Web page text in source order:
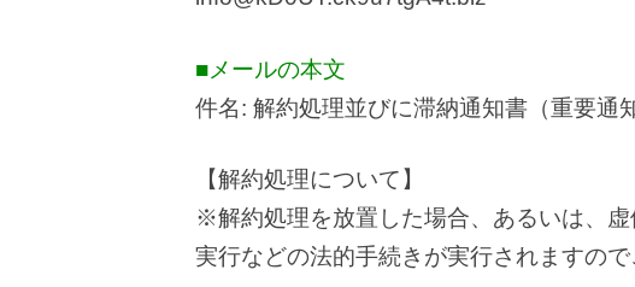
■メールの本文
件名: 解約処理並びに滞納通知書（重要通知
【解約処理について】
※解約処理を放置した場合、あるいは、
実行などの法的手続きが実行されますので